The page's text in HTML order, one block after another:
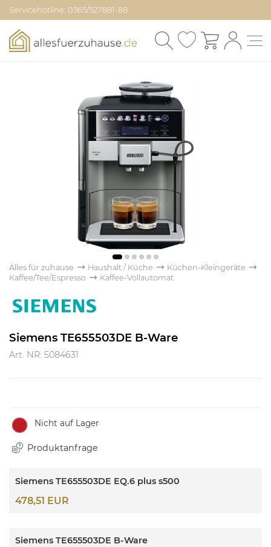
Servicehotline: 0365/527881-88
Alles für zuhause Haushalt / Küche
Küchen-Kleingeräte
Kaffee/Tee/Espresso
Kaffee-Vollautomat
Siemens TE655503DE B-Ware
Art. NR: 5084631
Nicht auf Lager
Produktanfrage
Siemens TE655503DE EQ.6 plus s500
478,51 EUR
Siemens TE655503DE B-Ware